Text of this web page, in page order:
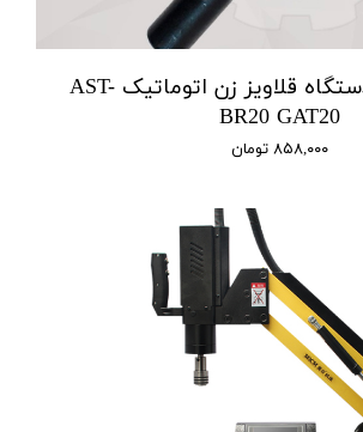
دسته قلاویز دستگاه قلاویز زن اتوماتیک AST-
BR20 GAT20
۸۵۸,۰۰۰ تومان